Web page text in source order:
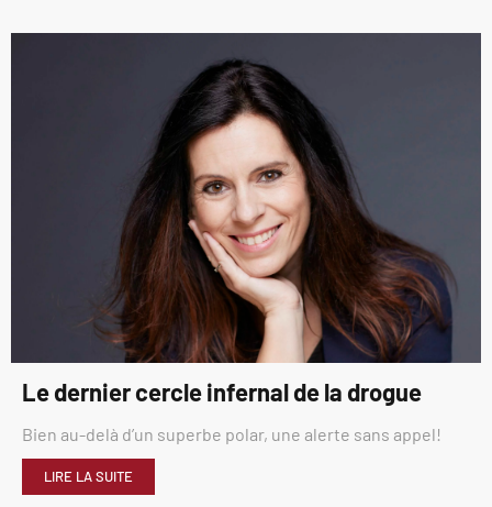
Le dernier cercle infernal de la drogue
Bien au-delà d’un superbe polar, une alerte sans appel!
LIRE LA SUITE